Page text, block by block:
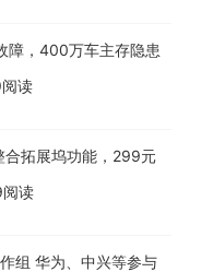
障，400万车主存隐患
读
合拓展坞功能，299元
阅读
组 华为、中兴等参与